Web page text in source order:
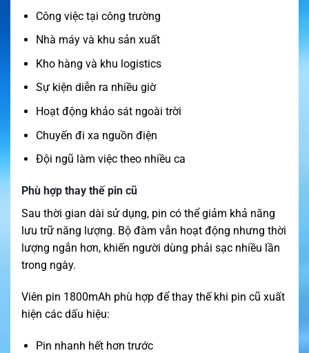
Công việc tại công trường
Nhà máy và khu sản xuất
Kho hàng và khu logistics
Sự kiện diễn ra nhiều giờ
Hoạt động khảo sát ngoài trời
Chuyến đi xa nguồn điện
Đội ngũ làm việc theo nhiều ca
Phù hợp thay thế pin cũ
Sau thời gian dài sử dụng, pin có thể giảm khả năng
lưu trữ năng lượng. Bộ đàm vẫn hoạt động nhưng thời
lượng ngắn hơn, khiến người dùng phải sạc nhiều lần
trong ngày.
Viên pin 1800mAh phù hợp để thay thế khi pin cũ xuất
hiện các dấu hiệu:
Pin nhanh hết hơn trước